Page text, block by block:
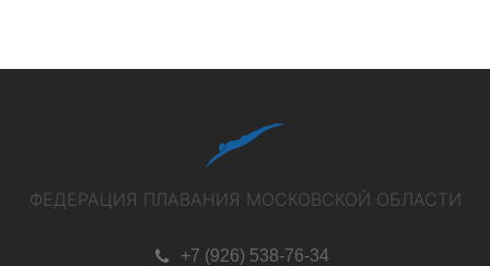
ФЕДЕРАЦИЯ ПЛАВАНИЯ МОСКОВСКОЙ ОБЛАСТИ
+7 (926) 538-76-34